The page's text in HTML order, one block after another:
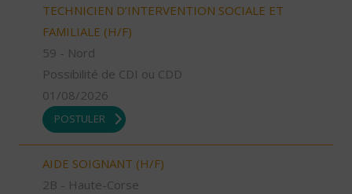
TECHNICIEN D’INTERVENTION SOCIALE ET
FAMILIALE (H/F)
59 - Nord
Possibilité de CDI ou CDD
01/08/2026
POSTULER
AIDE SOIGNANT (H/F)
2B - Haute-Corse